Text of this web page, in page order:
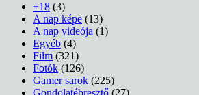
+18 (3)
A nap képe (13)
A nap videója (1)
Egyéb (4)
Film (321)
Fotók (126)
Gamer sarok (225)
Gondolatébresztő (27)